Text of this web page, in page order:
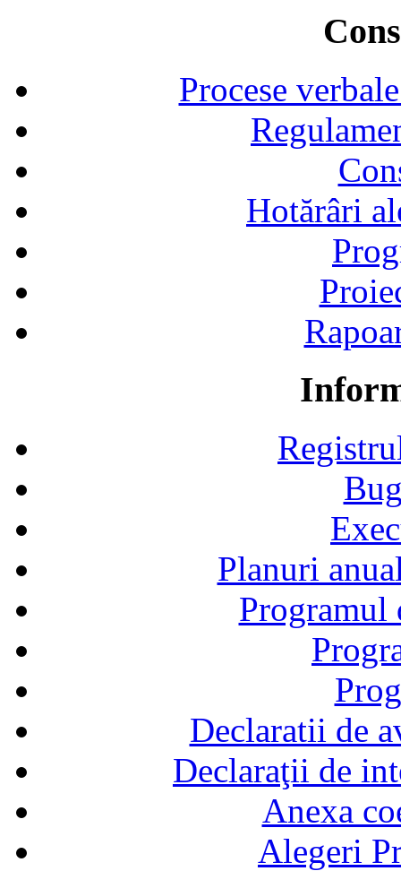
Procese
Hotărâri
Planuri
Declaratii de
Declaraţii de
Anexa
Alegeri